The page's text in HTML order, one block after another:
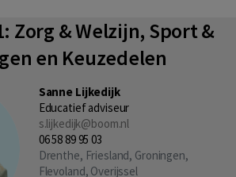
Zorg & Welzijn, Sport &
en Keuzedelen
Sanne Lijkedijk
Educatief adviseur
s.lijkedijk@boom.nl
06 58 89 95 03
Drenthe, Friesland, Groningen,
Flevoland, Overijssel